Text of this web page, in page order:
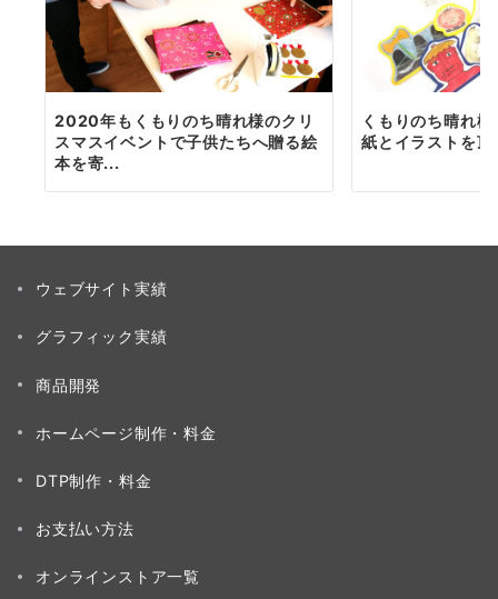
2020年もくもりのち晴れ様のクリ
スマスイベントで子供たちへ贈る絵
本を寄...
くもりのち晴れ
紙とイラストを頂
ウェブサイト実績
グラフィック実績
商品開発
ホームページ制作・料金
DTP制作・料金
お支払い方法
オンラインストア一覧